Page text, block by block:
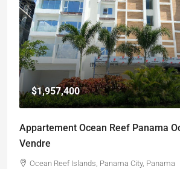
$1,957,400
Appartement Ocean Reef Panama
Vendre
Ocean Reef Islands, Panama City, Panama